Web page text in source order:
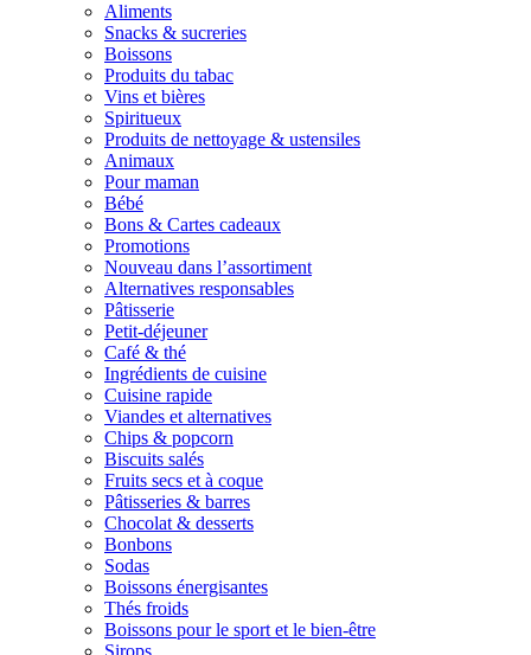
Aliments
Snacks & sucreries
Boissons
Produits du tabac
Vins et bières
Spiritueux
Produits de nettoyage & ustensiles
Animaux
Pour maman
Bébé
Bons & Cartes cadeaux
Promotions
Nouveau dans l’assortiment
Alternatives responsables
Pâtisserie
Petit-déjeuner
Café & thé
Ingrédients de cuisine
Cuisine rapide
Viandes et alternatives
Chips & popcorn
Biscuits salés
Fruits secs et à coque
Pâtisseries & barres
Chocolat & desserts
Bonbons
Sodas
Boissons énergisantes
Thés froids
Boissons pour le sport et le bien-être
Sirops